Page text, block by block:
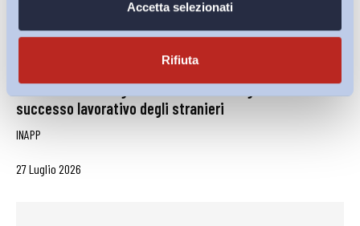
Accetta selezionati
Rifiuta
L’effetto dell’integrazione sociale e linguistica sul
successo lavorativo degli stranieri
INAPP
27 Luglio 2026